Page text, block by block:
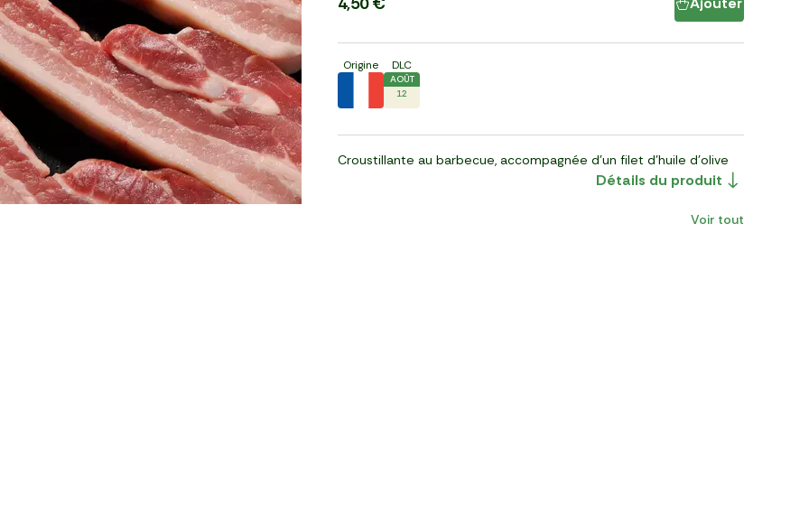
Origine DLC
AOÛT
12
Croustillante au barbecue, accompagnée d'un filet d'huile d'olive
Détails du produit
Voir tout